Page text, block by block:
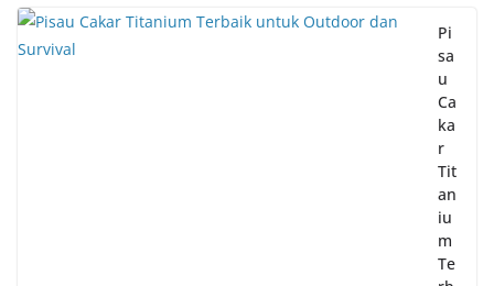
Pi
sa
u
Ca
ka
r
Tit
an
iu
m
Te